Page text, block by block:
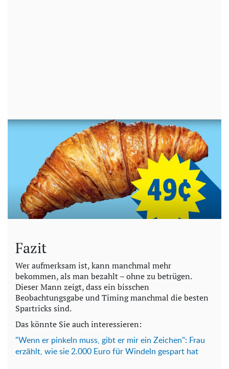
Fazit
Wer aufmerksam ist, kann manchmal mehr
bekommen, als man bezahlt – ohne zu betrügen.
Dieser Mann zeigt, dass ein bisschen
Beobachtungsgabe und Timing manchmal die besten
Spartricks sind.
Das könnte Sie auch interessieren:
"Wenn er pinkeln muss, gibt er mir ein Zeichen": Frau
erzählt, wie sie 2.000 Euro für Windeln gespart hat